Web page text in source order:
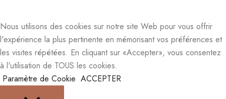
Nous utilisons des cookies sur notre site Web pour vous offrir
l'expérience la plus pertinente en mémorisant vos préférences et
les visites répétées. En cliquant sur «Accepter», vous consentez
à l'utilisation de TOUS les cookies.
Paramètre de Cookie ACCEPTER